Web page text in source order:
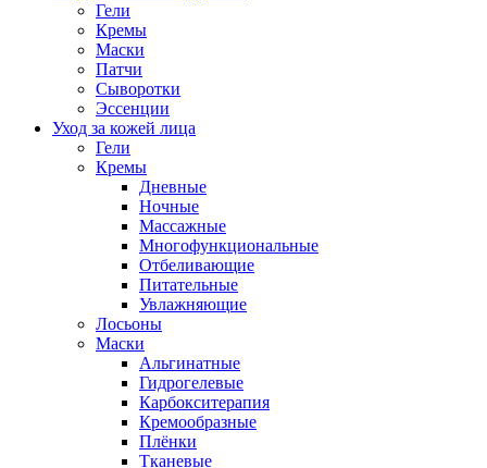
Гели
Кремы
Маски
Патчи
Сыворотки
Эссенции
Уход за кожей лица
Гели
Кремы
Дневные
Ночные
Массажные
Многофункциональные
Отбеливающие
Питательные
Увлажняющие
Лосьоны
Маски
Альгинатные
Гидрогелевые
Карбокситерапия
Кремообразные
Плёнки
Тканевые